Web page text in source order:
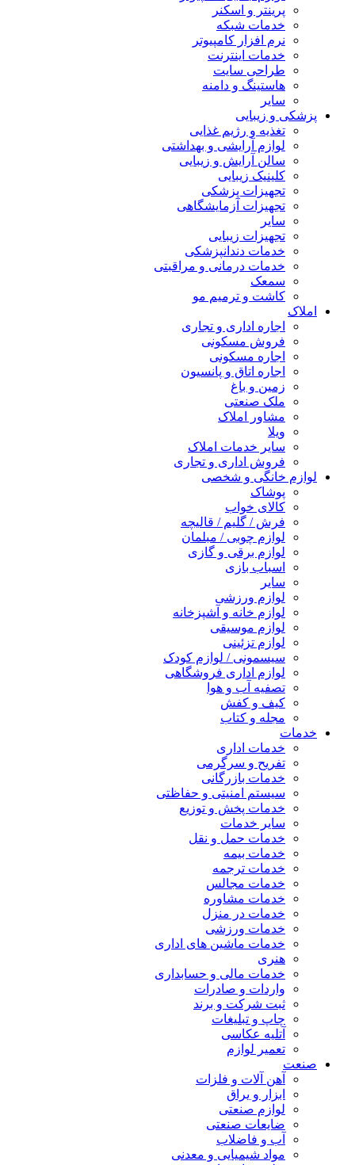
پرینتر و اسکنر
خدمات شبکه
نرم افزار کامپیوتر
خدمات اینترنت
طراحی سایت
هاستینگ و دامنه
سایر
پزشکی و زیبایی
تغذیه و رژیم غذایی
لوازم آرایشی و بهداشتی
سالن آرایش و زیبایی
کلینیک زیبایی
تجهیزات پزشکی
تجهیزات آزمایشگاهی
سایر
تجهیزات زیبایی
خدمات دندانپزشکی
خدمات درمانی و مراقبتی
سمعک
کاشت و ترمیم مو
املاک
اجاره اداری و تجاری
فروش مسکونی
اجاره مسکونی
اجاره اتاق و پانسیون
زمین و باغ
ملک صنعتی
مشاور املاک
ویلا
سایر خدمات املاک
فروش اداری و تجاری
لوازم خانگی و شخصی
پوشاک
کالای خواب
فرش / گلیم / قالیچه
لوازم چوبی / مبلمان
لوازم برقی و گازی
اسباب بازی
سایر
لوازم ورزشی
لوازم خانه و آشپزخانه
لوازم موسیقی
لوازم تزئینی
سیسمونی / لوازم کودک
لوازم اداری فروشگاهی
تصفیه آب و هوا
کیف و کفش
مجله و کتاب
خدمات
خدمات اداری
تفریح و سرگرمی
خدمات بازرگانی
سیستم امنیتی و حفاظتی
خدمات پخش و توزیع
سایر خدمات
خدمات حمل و نقل
خدمات بیمه
خدمات ترجمه
خدمات مجالس
خدمات مشاوره
خدمات در منزل
خدمات ورزشی
خدمات ماشین های اداری
هنری
خدمات مالی و حسابداری
واردات و صادرات
ثبت شرکت و برند
چاپ و تبلیغات
آتلیه عکاسی
تعمیر لوازم
صنعت
آهن آلات و فلزات
ابزار و یراق
لوازم صنعتی
ضایعات صنعتی
آب و فاضلاب
مواد شیمیایی و معدنی